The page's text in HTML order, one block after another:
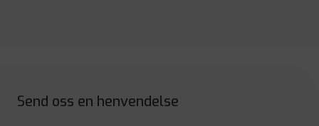
Send oss en henvendelse